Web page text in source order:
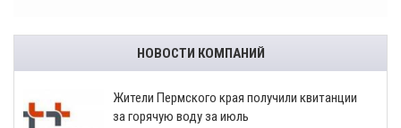
НОВОСТИ КОМПАНИЙ
​Жители Пермского края получили квитанции
за горячую воду за июль